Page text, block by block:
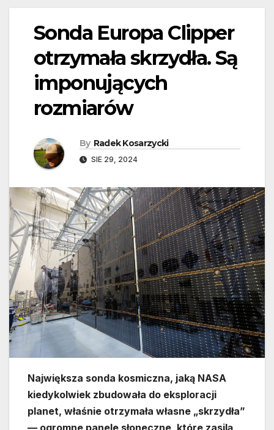
Sonda Europa Clipper
otrzymała skrzydła. Są
imponujących
rozmiarów
By Radek Kosarzycki
SIE 29, 2024
Największa sonda kosmiczna, jaką NASA
kiedykolwiek zbudowała do eksploracji
planet, właśnie otrzymała własne „skrzydła”
— ogromne panele słoneczne, które zasilą